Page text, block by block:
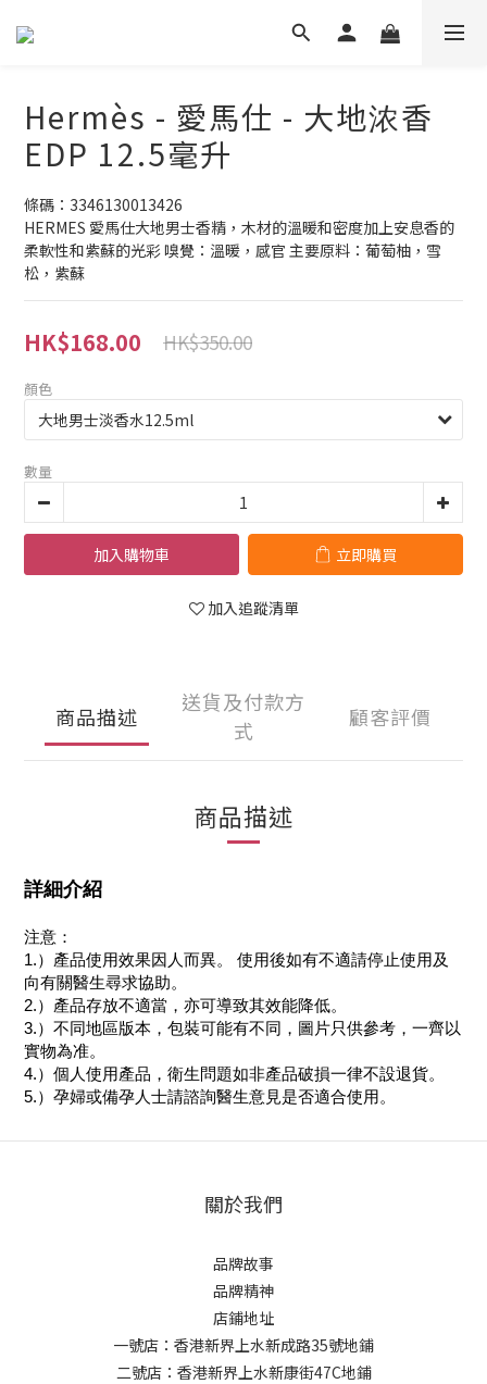
Hermès - 愛馬仕 - 大地浓香
EDP 12.5毫升
條碼：3346130013426
HERMES 愛馬仕大地男士香精，木材的溫暖和密度加上安息香的
柔軟性和紫蘇的光彩 嗅覺：溫暖，感官 主要原料：葡萄柚，雪
松，紫蘇
HK$168.00 HK$350.00
顏色
數量
加入購物車 立即購買
加入追蹤清單
商品描述
送貨及付款方
式
顧客評價
商品描述
詳細介紹
注意：
1.）產品使用效果因人而異。 使用後如有不適請停止使用及
向有關醫生尋求協助。
2.）產品存放不適當，亦可導致其效能降低。
3.）不同地區版本，包裝可能有不同，圖片只供參考，一齊以
實物為准。
4.）個人使用產品，衛生問題如非產品破損一律不設退貨。
5.）孕婦或備孕人士請諮詢醫生意見是否適合使用。
關於我們
品牌故事
品牌精神
店鋪地址
一號店：香港新界上水新成路35號地鋪
二號店：香港新界上水新康街47C地鋪